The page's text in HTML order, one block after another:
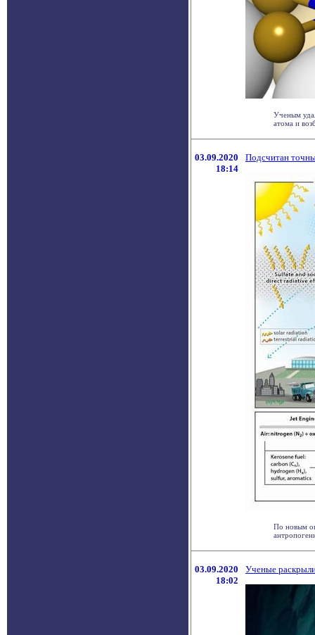
Ученым
атома и
03.09.2020
18:14
Подсчитан
По новым
03.09.2020
18:02
Ученые